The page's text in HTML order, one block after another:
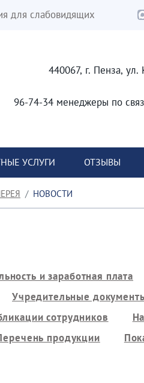
для слабовидящих
440067, г. Пенза,
96-74-34 менеджеры по
УСЛУГИ ОТЗЫВЫ
НОВОСТИ
и заработная плата
Учредительные
сотрудников
продукции